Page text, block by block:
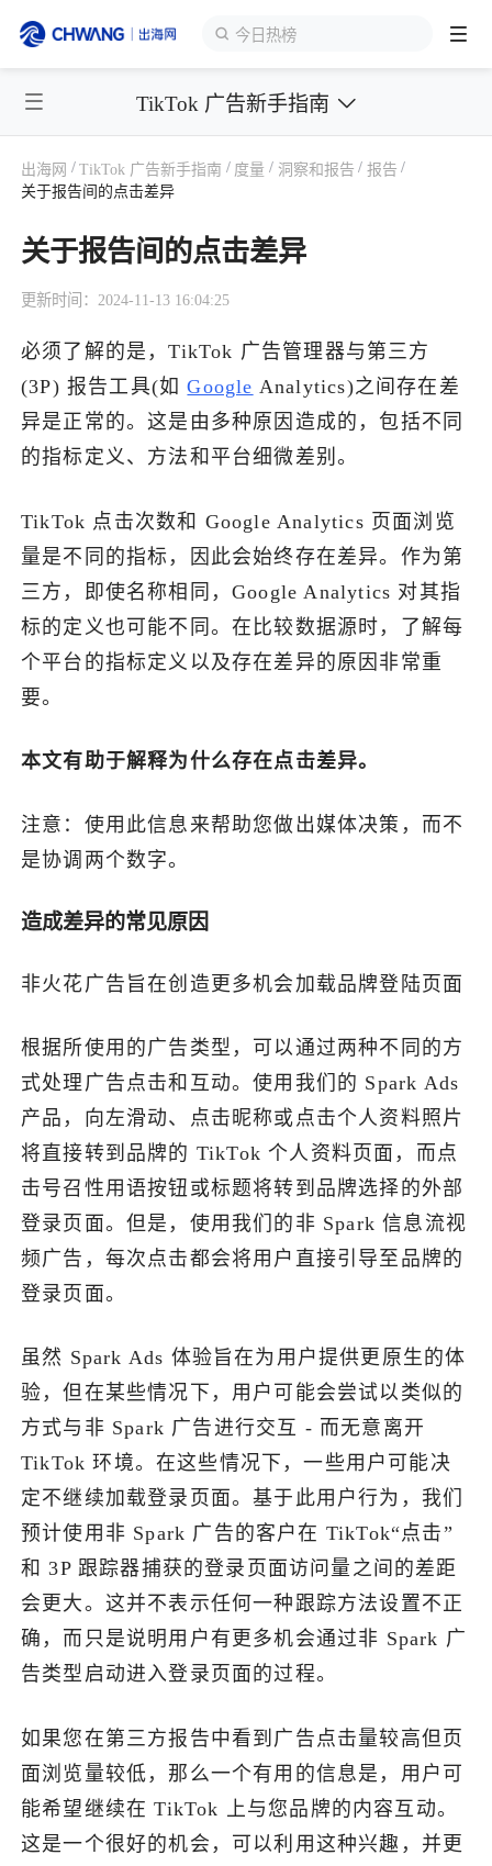
今日热榜
跨境展会
出海服务
出海资讯
出海导航
出海交流群
了解出海网
TikTok 广告新手指南
出海网 / TikTok 广告新手指南 / 度量 / 洞察和报告 / 报告 /
关于报告间的点击差异
关于报告间的点击差异
更新时间：2024-11-13 16:04:25
必须了解的是，TikTok 广告管理器与第三方
(3P) 报告工具(如Google Analytics)之间存在差
异是正常的。这是由多种原因造成的，包括不同
的指标定义、方法和平台细微差别。
TikTok 点击次数和 Google Analytics 页面浏览
量是不同的指标，因此会始终存在差异。作为第
三方，即使名称相同，Google Analytics 对其指
标的定义也可能不同。在比较数据源时，了解每
个平台的指标定义以及存在差异的原因非常重
要。
本文有助于解释为什么存在点击差异。
注意：使用此信息来帮助您做出媒体决策，而不
是协调两个数字。
造成差异的常见原因
非火花广告旨在创造更多机会加载品牌登陆页面
根据所使用的广告类型，可以通过两种不同的方
式处理广告点击和互动。使用我们的 Spark Ads
产品，向左滑动、点击昵称或点击个人资料照片
将直接转到品牌的 TikTok 个人资料页面，而点
击号召性用语按钮或标题将转到品牌选择的外部
登录页面。但是，使用我们的非 Spark 信息流视
频广告，每次点击都会将用户直接引导至品牌的
登录页面。
虽然 Spark Ads 体验旨在为用户提供更原生的体
验，但在某些情况下，用户可能会尝试以类似的
方式与非 Spark 广告进行交互 - 而无意离开
TikTok 环境。在这些情况下，一些用户可能决
定不继续加载登录页面。基于此用户行为，我们
预计使用非 Spark 广告的客户在 TikTok“点击”
和 3P 跟踪器捕获的登录页面访问量之间的差距
会更大。这并不表示任何一种跟踪方法设置不正
确，而只是说明用户有更多机会通过非 Spark 广
告类型启动进入登录页面的过程。
如果您在第三方报告中看到广告点击量较高但页
面浏览量较低，那么一个有用的信息是，用户可
能希望继续在 TikTok 上与您品牌的内容互动。
这是一个很好的机会，可以利用这种兴趣，并更